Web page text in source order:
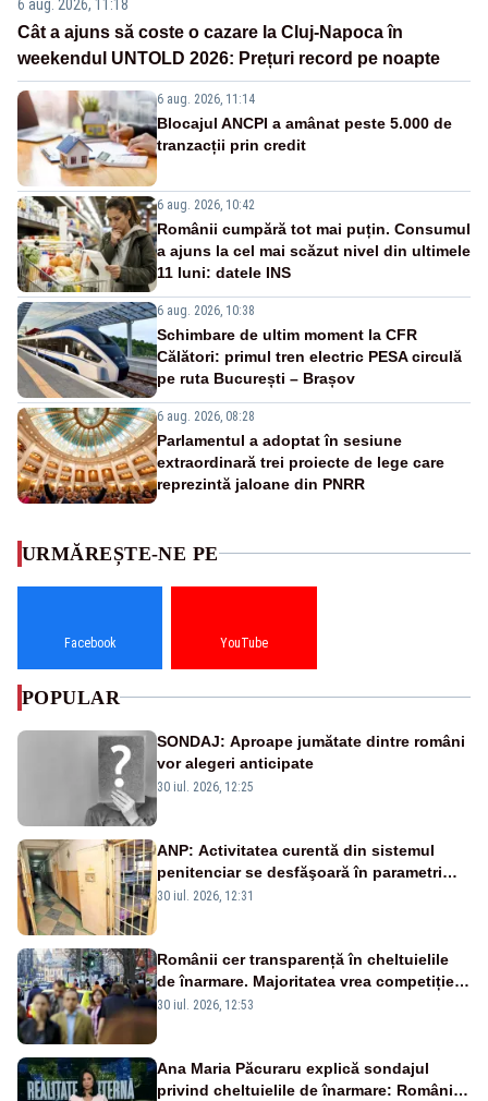
6 aug. 2026, 11:18
Cât a ajuns să coste o cazare la Cluj-Napoca în
weekendul UNTOLD 2026: Prețuri record pe noapte
6 aug. 2026, 11:14
Blocajul ANCPI a amânat peste 5.000 de
tranzacții prin credit
6 aug. 2026, 10:42
Românii cumpără tot mai puțin. Consumul
a ajuns la cel mai scăzut nivel din ultimele
11 luni: datele INS
6 aug. 2026, 10:38
Schimbare de ultim moment la CFR
Călători: primul tren electric PESA circulă
pe ruta București – Brașov
6 aug. 2026, 08:28
Parlamentul a adoptat în sesiune
extraordinară trei proiecte de lege care
reprezintă jaloane din PNRR
URMĂREȘTE-NE PE
Facebook YouTube
POPULAR
SONDAJ: Aproape jumătate dintre români
vor alegeri anticipate
30 iul. 2026, 12:25
ANP: Activitatea curentă din sistemul
penitenciar se desfăşoară în parametri
normali
30 iul. 2026, 12:31
Românii cer transparență în cheltuielile
de înarmare. Majoritatea vrea competiție
reală și industrie locală – SONDAJ
30 iul. 2026, 12:53
Ana Maria Păcuraru explică sondajul
privind cheltuielile de înarmare: Românii